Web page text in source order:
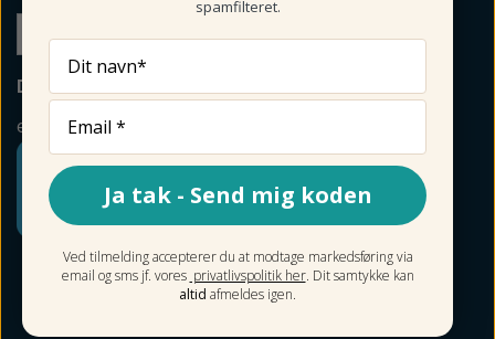
Tilmeld
DIN SIKKERHED
e-mærket
spamfilteret.
Dit navn*
Ja tak - Send mig koden
Ved tilmelding accepterer du at modtage markedsføring via
email og sms jf. vores privatlivspolitik her. Dit samtykke kan
altid afmeldes igen.